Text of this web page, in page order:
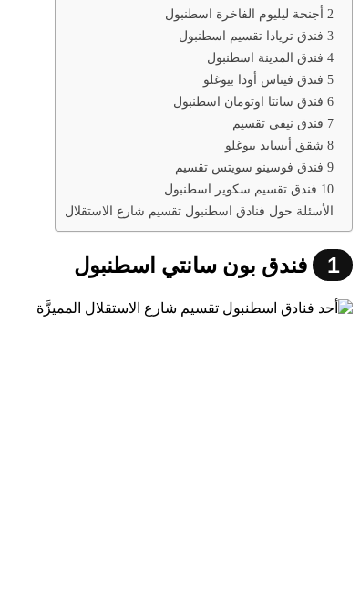
2 أجنحة ليليوم الفاخرة اسطنبول
3 فندق تريادا تقسيم اسطنبول
4 فندق المدينة اسطنبول
5 فندق فيتاس أودا بيوغلو
6 فندق سانتا اوتومان اسطنبول
7 فندق نيفي تقسيم
8 شقق أبسايد بيوغلو
9 فندق فوسينو سويتس تقسيم
10 فندق تقسيم سكوير اسطنبول
الأسئلة حول فنادق اسطنبول تقسيم شارع الاستقلال
1 فندق بون سانتي اسطنبول